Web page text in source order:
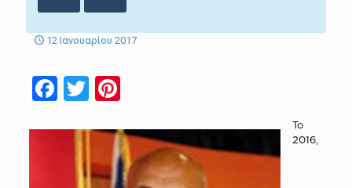
12 Ιανουαρίου 2017
Facebook
TwitterPinterest
Το
2016,